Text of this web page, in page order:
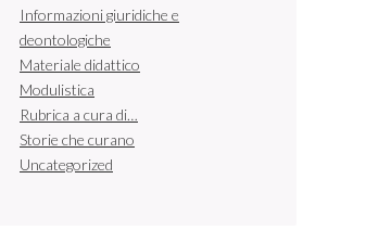
Informazioni giuridiche e
deontologiche
Materiale didattico
Modulistica
Rubrica a cura di…
Storie che curano
Uncategorized